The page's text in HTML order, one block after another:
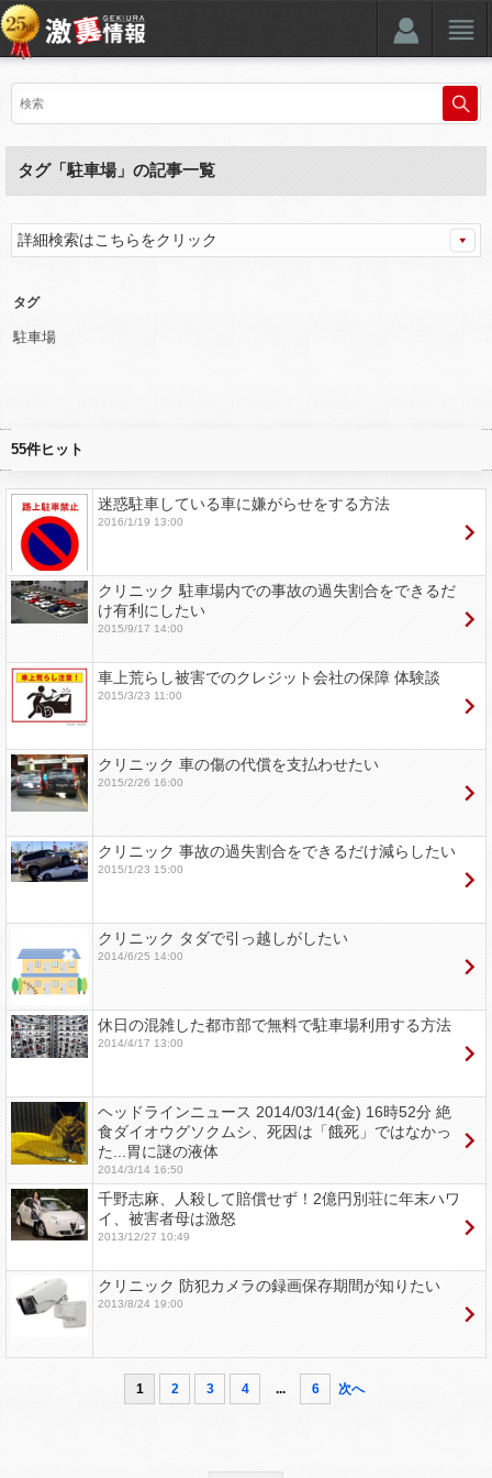
タグ「駐車場」の記事一覧
詳細検索はこちらをクリック
タグ
駐車場
55件ヒット
迷惑駐車している車に嫌がらせをする方法
2016/1/19 13:00
クリニック 駐車場内での事故の過失割合をできるだ
け有利にしたい
2015/9/17 14:00
車上荒らし被害でのクレジット会社の保障 体験談
2015/3/23 11:00
クリニック 車の傷の代償を支払わせたい
2015/2/26 16:00
クリニック 事故の過失割合をできるだけ減らしたい
2015/1/23 15:00
クリニック タダで引っ越しがしたい
2014/6/25 14:00
休日の混雑した都市部で無料で駐車場利用する方法
2014/4/17 13:00
ヘッドラインニュース 2014/03/14(金) 16時52分 絶
食ダイオウグソクムシ、死因は「餓死」ではなかっ
た...胃に謎の液体
2014/3/14 16:50
千野志麻、人殺して賠償せず！2億円別荘に年末ハワ
イ、被害者母は激怒
2013/12/27 10:49
クリニック 防犯カメラの録画保存期間が知りたい
2013/8/24 19:00
1 2 3 4 ... 6 次へ